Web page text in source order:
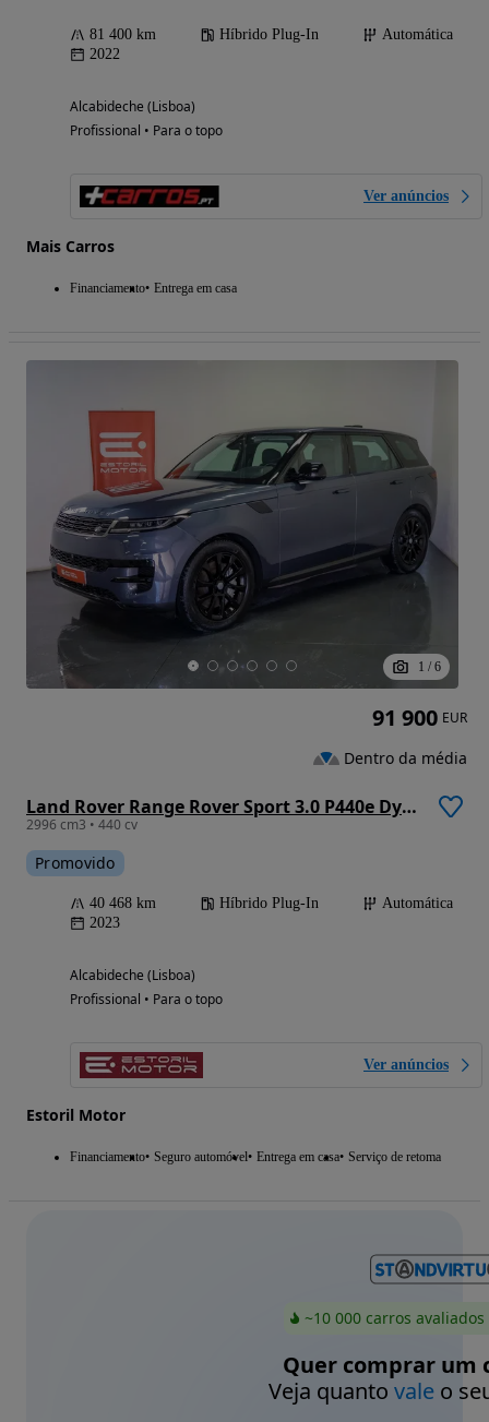
81 400 km Híbrido Plug-In
Automática
2022
Alcabideche (Lisboa)
Profissional • Para o topo
Ver anúncios
Mais Carros
Financiamento Entrega em casa
1 / 6
Land Rover Range Rover Sport 3.0 P440e Dynamic SE
2996 cm3 • 440 cv
Promovido
40 468 km Híbrido Plug-In
Automática
2023
Alcabideche (Lisboa)
Profissional • Para o topo
Ver anúncios
Estoril Motor
Financiamento Seguro automóvel Entrega em casa Serviço de retoma
91 900 EUR
Dentro da média
~10 000 carros
Quer comprar um
Veja quanto valeo